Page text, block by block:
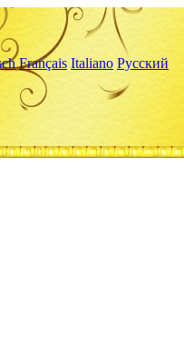
Français Italiano Русский